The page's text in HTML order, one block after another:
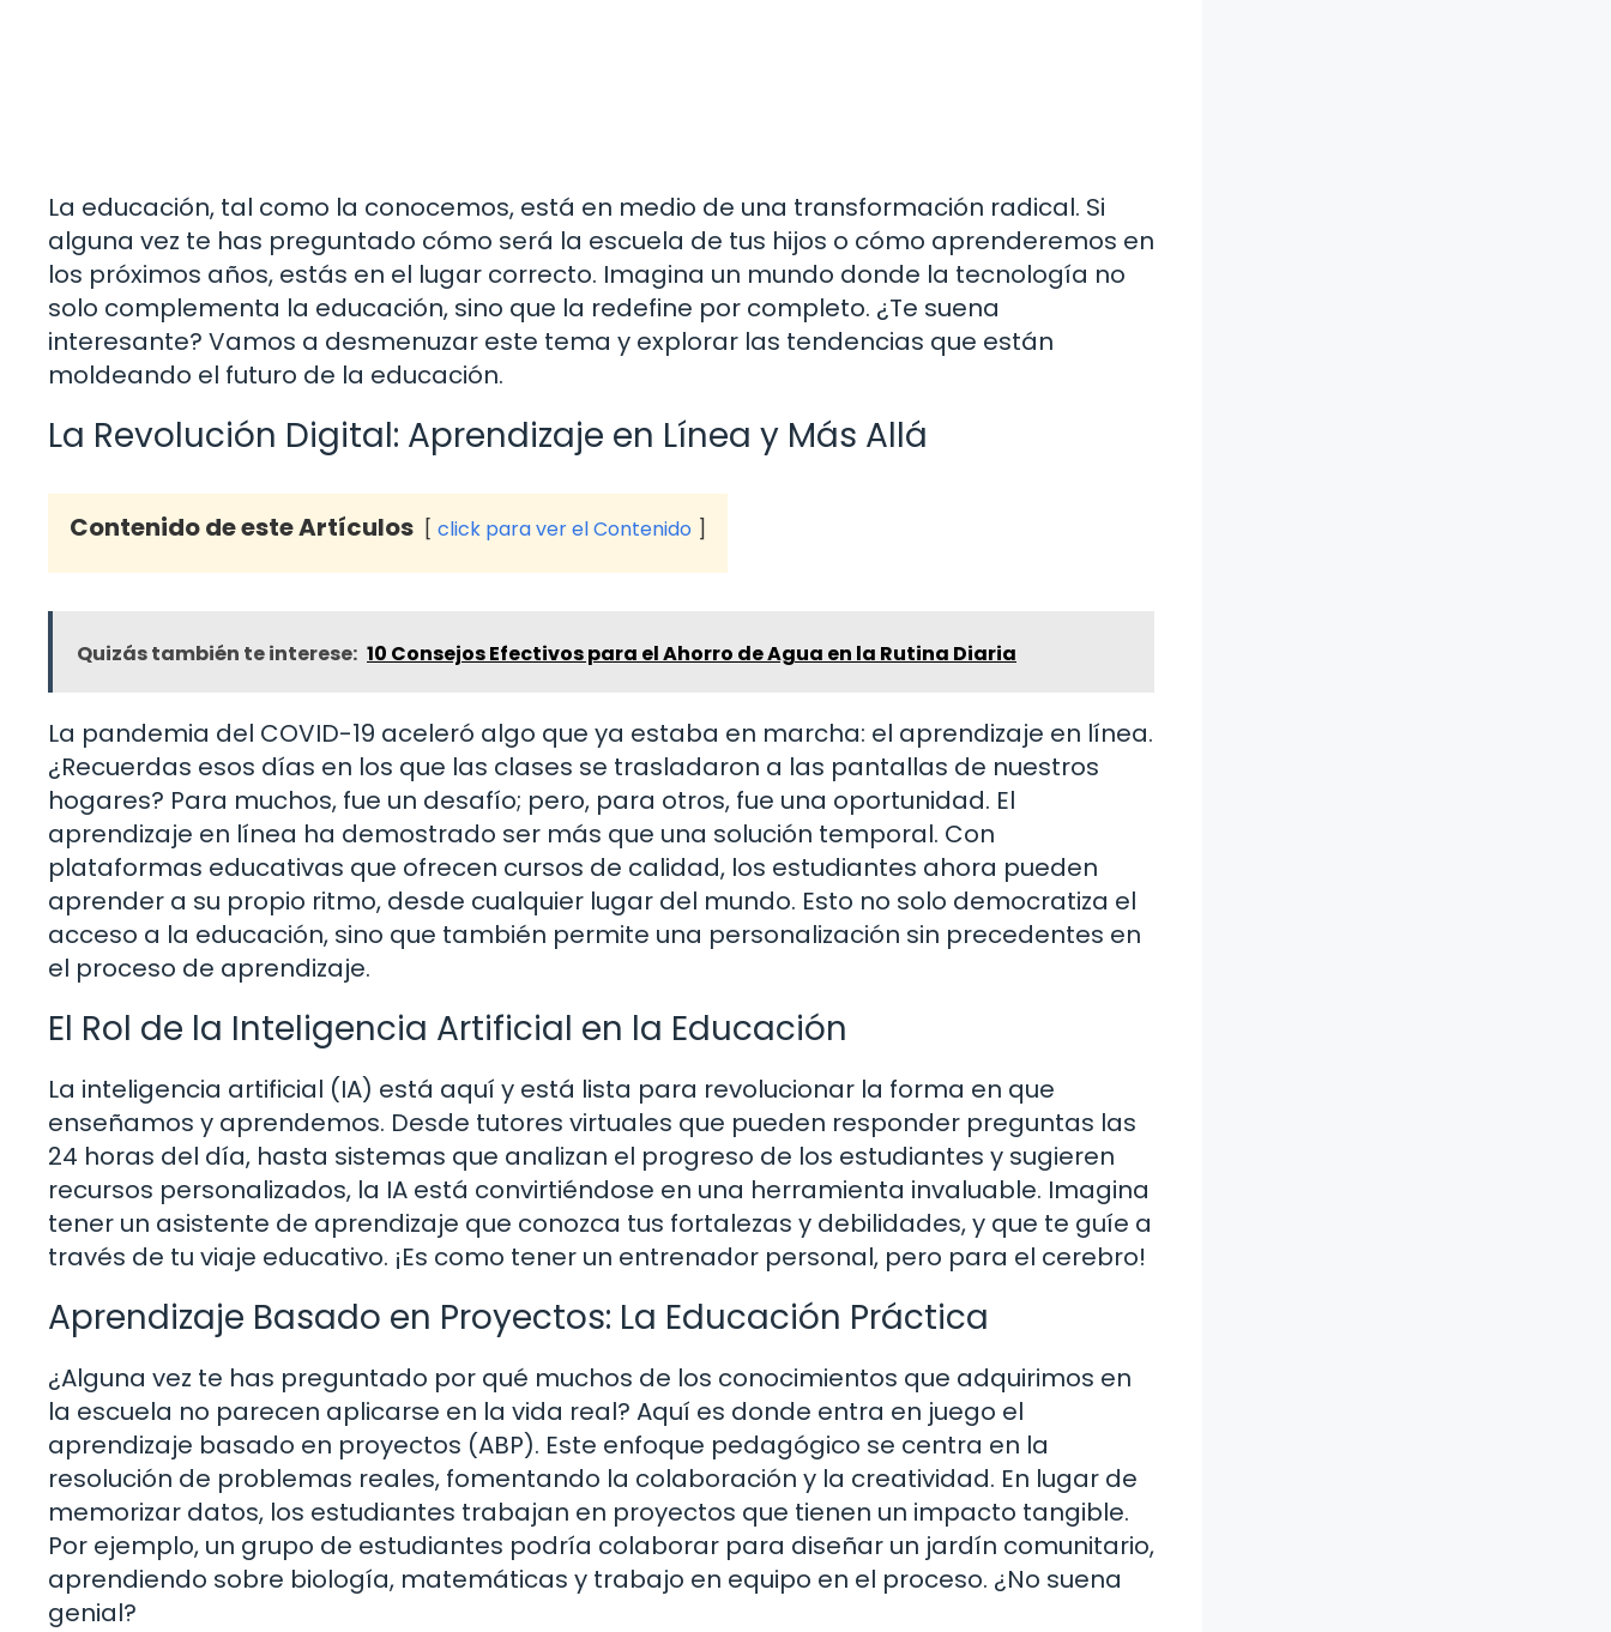
La educación, tal como la conocemos, está en medio de una transformación radical. Si
alguna vez te has preguntado cómo será la escuela de tus hijos o cómo aprenderemos en
los próximos años, estás en el lugar correcto. Imagina un mundo donde la tecnología no
solo complementa la educación, sino que la redefine por completo. ¿Te suena
interesante? Vamos a desmenuzar este tema y explorar las tendencias que están
moldeando el futuro de la educación.
La Revolución Digital: Aprendizaje en Línea y Más Allá
Contenido de este Artículos click para ver el Contenido
Quizás también te interese: 10 Consejos Efectivos para el Ahorro de Agua en la Rutina Diaria
La pandemia del COVID-19 aceleró algo que ya estaba en marcha: el aprendizaje en línea.
¿Recuerdas esos días en los que las clases se trasladaron a las pantallas de nuestros
hogares? Para muchos, fue un desafío; pero, para otros, fue una oportunidad. El
aprendizaje en línea ha demostrado ser más que una solución temporal. Con
plataformas educativas que ofrecen cursos de calidad, los estudiantes ahora pueden
aprender a su propio ritmo, desde cualquier lugar del mundo. Esto no solo democratiza el
acceso a la educación, sino que también permite una personalización sin precedentes en
el proceso de aprendizaje.
El Rol de la Inteligencia Artificial en la Educación
La inteligencia artificial (IA) está aquí y está lista para revolucionar la forma en que
enseñamos y aprendemos. Desde tutores virtuales que pueden responder preguntas las
24 horas del día, hasta sistemas que analizan el progreso de los estudiantes y sugieren
recursos personalizados, la IA está convirtiéndose en una herramienta invaluable. Imagina
tener un asistente de aprendizaje que conozca tus fortalezas y debilidades, y que te guíe a
través de tu viaje educativo. ¡Es como tener un entrenador personal, pero para el cerebro!
Aprendizaje Basado en Proyectos: La Educación Práctica
¿Alguna vez te has preguntado por qué muchos de los conocimientos que adquirimos en
la escuela no parecen aplicarse en la vida real? Aquí es donde entra en juego el
aprendizaje basado en proyectos (ABP). Este enfoque pedagógico se centra en la
resolución de problemas reales, fomentando la colaboración y la creatividad. En lugar de
memorizar datos, los estudiantes trabajan en proyectos que tienen un impacto tangible.
Por ejemplo, un grupo de estudiantes podría colaborar para diseñar un jardín comunitario,
aprendiendo sobre biología, matemáticas y trabajo en equipo en el proceso. ¿No suena
genial?